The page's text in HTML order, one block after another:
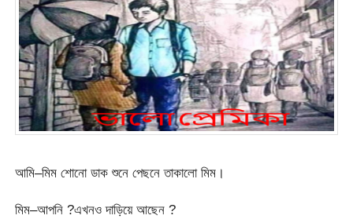
আমি–মিম শোনো ডাক শুনে পেছনে তাকালো মিম।
মিম–আপনি ?এখনও দাড়িয়ে আছেন ?